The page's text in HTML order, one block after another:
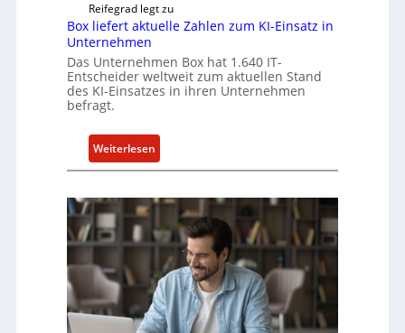
Reifegrad legt zu
Box liefert aktuelle Zahlen zum KI-Einsatz in
Unternehmen
Das Unternehmen Box hat 1.640 IT-
Entscheider weltweit zum aktuellen Stand
des KI-Einsatzes in ihren Unternehmen
befragt.
Weiterlesen
B
x
i
f
e
r